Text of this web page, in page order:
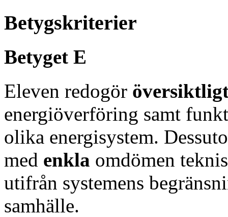
Betygskriterier
Betyget E
Eleven redogör
energiöverföring samt
olika energisystem.
med enkla omdömen
utifrån systemens
samhälle.